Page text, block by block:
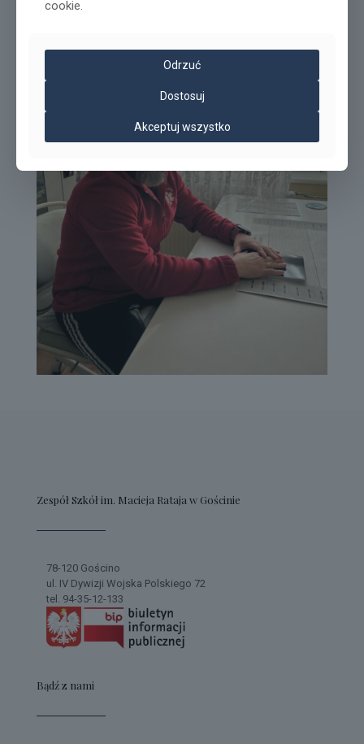
Zespół Szkół im. Macieja Rataja w Gościnie
78-120 Gościno
ul. IV Dywizji Wojska Polskiego 72
tel. 94-35-12-133
Bądź z nami
cookie.
Odrzuć
Dostosuj
Akceptuj wszystko